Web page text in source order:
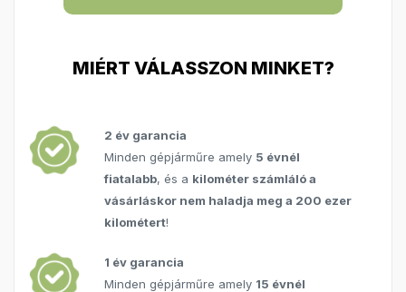
MIÉRT VÁLASSZON MINKET?
2 év garancia
Minden gépjárműre amely 5 évnél
fiatalabb, és a kilométer számláló a
vásárláskor nem haladja meg a 200 ezer
kilométert!
1 év garancia
Minden gépjárműre amely 15 évnél